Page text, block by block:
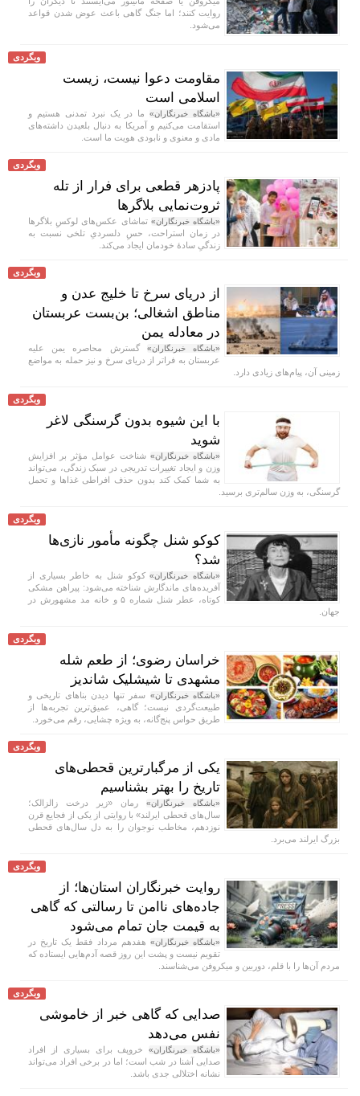
روایت کنند؛ اما جنگ گاهی باعث عوض شدن قواعد
می‌شود.
وبگردی
مقاومت دعوا نیست، زیست
اسلامی است
«باشگاه خبرنگاران»ما در یک نبرد تمدنی هستیم و
استقامت می‌کنیم و آمریکا به دنبال بلعیدن داشته‌های
مادی و معنوی و نابودی هویت ما است.
وبگردی
پادزهر قطعی برای فرار از تله
ثروت‌نمایی بلاگر‌ها
«باشگاه خبرنگاران» تماشای عکس‌های لوکسِ بلاگر‌ها
در زمان استراحت، حسِ دلسردیِ تلخی نسبت به
زندگیِ سادهٔ خودمان ایجاد می‌کند.
وبگردی
از دریای سرخ تا خلیج عدن و
مناطق اشغالی؛ بن‌بست عربستان
در معادله یمن
«باشگاه خبرنگاران» گسترش محاصره یمن علیه
عربستان به فراتر از دریای سرخ و نیز حمله به مواضع
زمینی آن، پیام‌های زیادی دارد.
وبگردی
با این شیوه بدون گرسنگی لاغر
شوید
«باشگاه خبرنگاران» شناخت عوامل مؤثر بر افزایش
وزن و ایجاد تغییرات تدریجی در سبک زندگی، می‌تواند
به شما کمک کند بدون حذف افراطی غذا‌ها و تحمل
گرسنگی، به وزن سالم‌تری برسید.
وبگردی
کوکو شنل چگونه مأمور نازی‌ها
شد؟
«باشگاه خبرنگاران»کوکو شنل به خاطر بسیاری از
آفریده‌های ماندگارش شناخته می‌شود: پیراهن مشکی
کوتاه، عطر شنل شماره ۵ و خانه مد مشهورش در
جهان.
وبگردی
خراسان رضوی؛ از طعم شله
مشهدی تا شیشلیک شاندیز
«باشگاه خبرنگاران» سفر تنها دیدن بنا‌های تاریخی و
طبیعت‌گردی نیست؛ گاهی، عمیق‌ترین تجربه‌ها از
طریق حواس پنج‌گانه، به ویژه چشایی، رقم می‌خورد.
وبگردی
یکی از مرگبارترین قحطی‌های
تاریخ را بهتر بشناسیم
«باشگاه خبرنگاران» رمان «زیر درخت زالزالک؛
سال‌های قحطی ایرلند» با روایتی از یکی از فجایع قرن
نوزدهم، مخاطب نوجوان را به دل سال‌های قحطی
بزرگ ایرلند می‌برد.
وبگردی
روایت خبرنگاران استان‌ها؛ از
جاده‌های ناامن تا رسالتی که گاهی
به قیمت جان تمام می‌شود
«باشگاه خبرنگاران» هفدهم مرداد فقط یک تاریخ در
تقویم نیست و پشت این روز قصه آدم‌هایی ایستاده که
مردم آن‌ها را با قلم، دوربین و میکروفن می‌شناسند.
وبگردی
صدایی که گاهی خبر از خاموشی
نفس می‌دهد
«باشگاه خبرنگاران»خروپف برای بسیاری از افراد
صدایی آشنا در شب است؛ اما در برخی افراد می‌تواند
نشانه اختلالی جدی باشد.